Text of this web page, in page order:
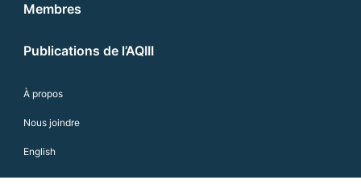
Membres
Publications de l’AQIII
À propos
Nous joindre
English